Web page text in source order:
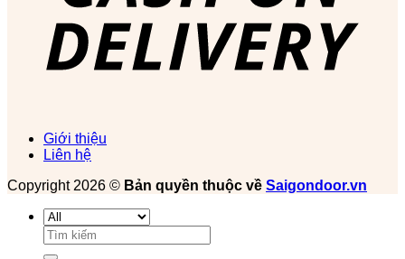
Giới thiệu
Liên hệ
Copyright 2026 © Bản quyền thuộc về Saigondoor.vn
Tìm
kiếm: